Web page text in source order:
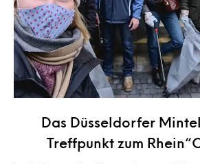
Das Düsseldorfer
Treffpunkt zum